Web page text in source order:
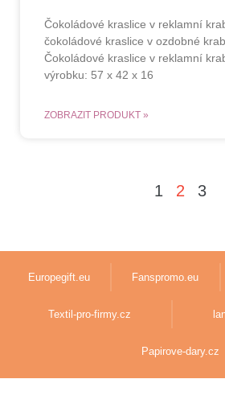
Čokoládové kraslice v reklamní
čokoládové kraslice v ozdobné
Čokoládové kraslice v reklamní
výrobku: 57 x 42 x 16
ZOBRAZIT PRODUKT »
1 2 3
Europegift.eu Fanspromo.eu
Textil-pro-firmy.cz
Papirove-dary.cz